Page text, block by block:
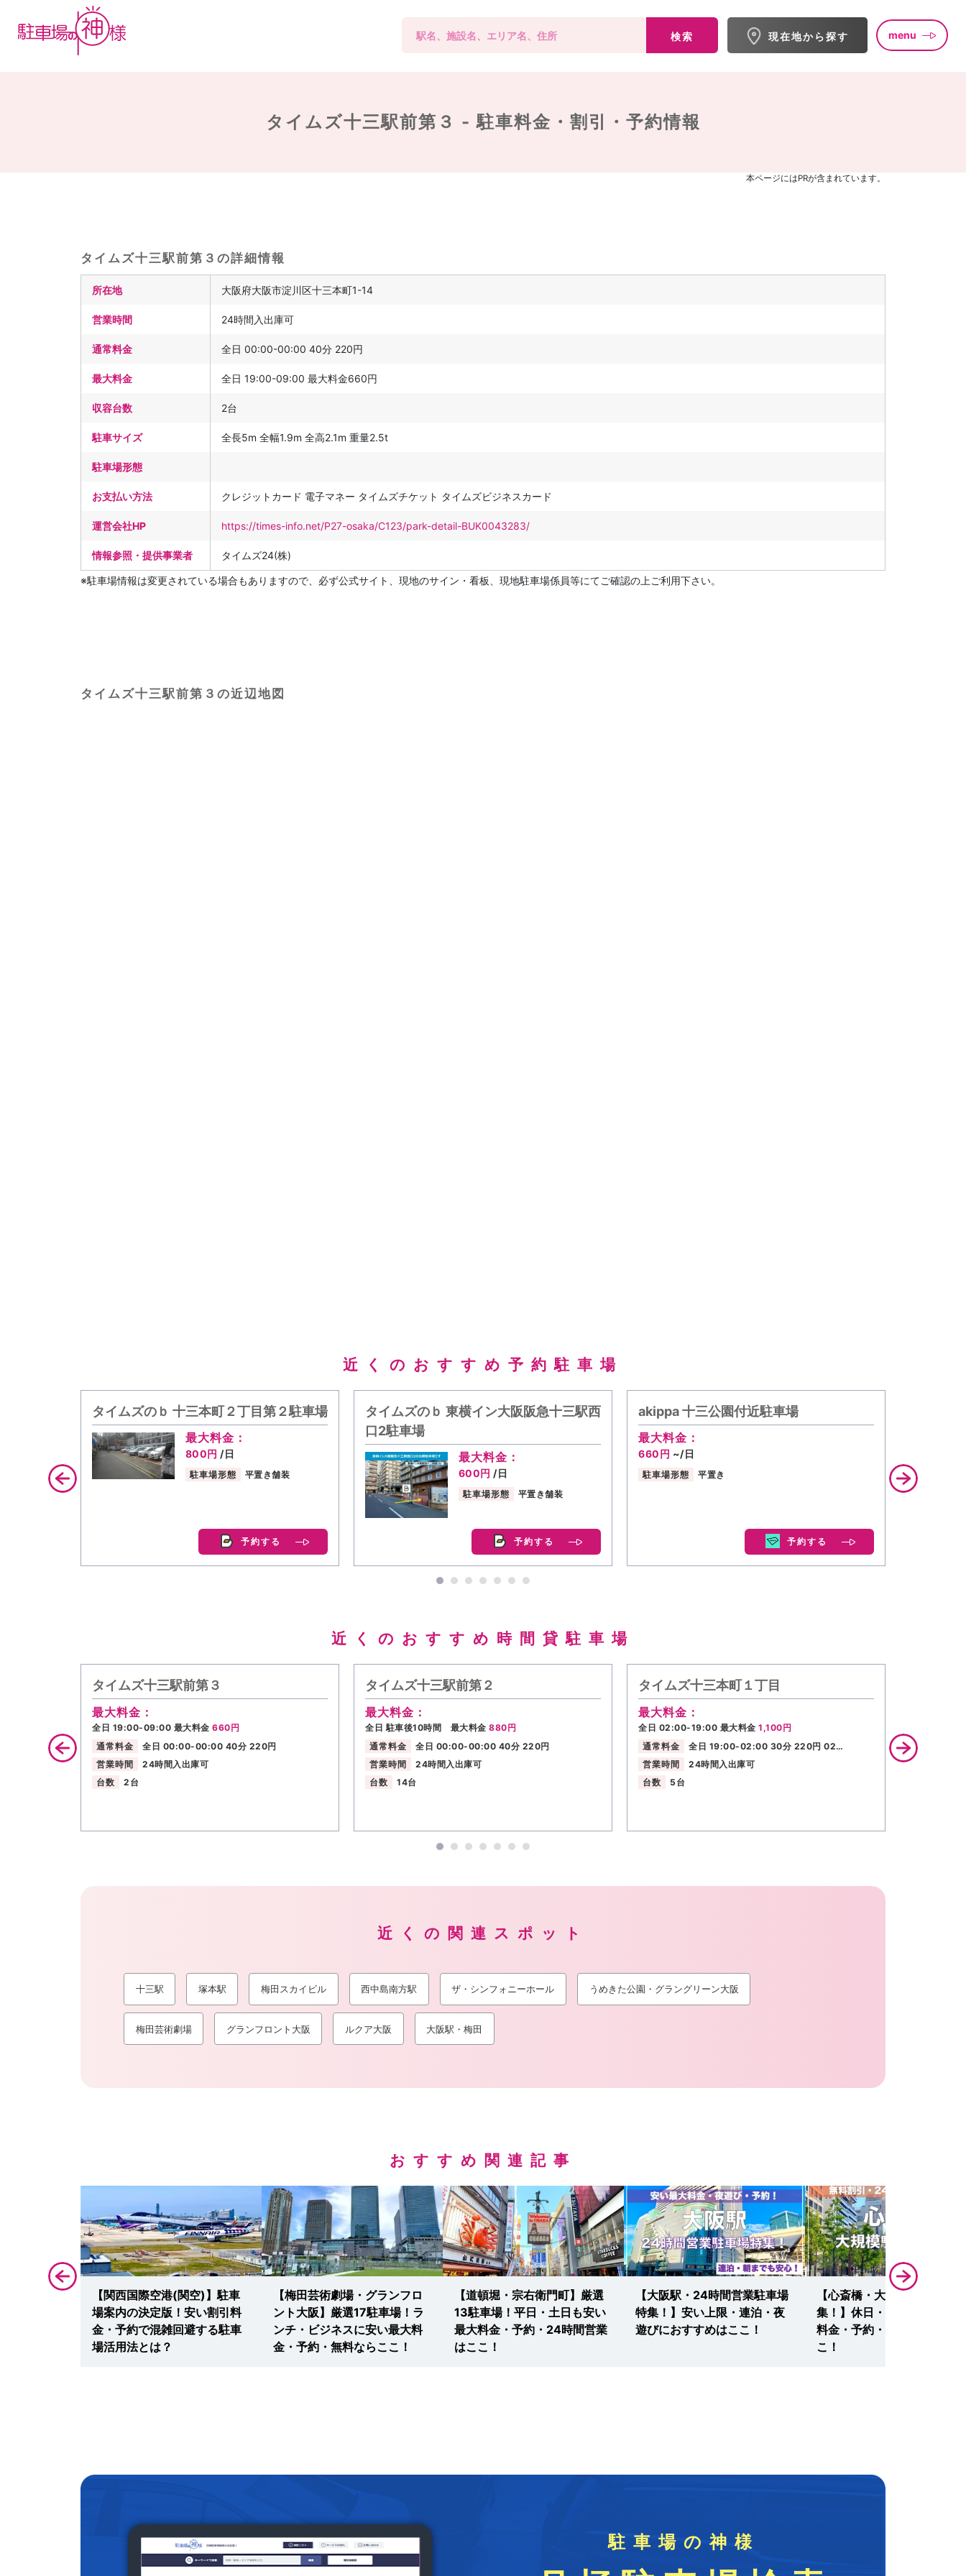
検索 現在地から探す menu
タイムズ十三駅前第３ -駐車料金・割引・予約情報
本ページにはPRが含まれています。
タイムズ十三駅前第３の詳細情報
所在地 大阪府大阪市淀川区十三本町1-14
営業時間 24時間入出庫可
通常料金 全日 00:00-00:00 40分 220円
最大料金 全日 19:00-09:00 最大料金660円
収容台数 2台
駐車サイズ 全長5m 全幅1.9m 全高2.1m 重量2.5t
駐車場形態
お支払い方法 クレジットカード 電子マネー タイムズチケット タイムズビジネスカード
運営会社HP https://times-info.net/P27-osaka/C123/park-detail-BUK0043283/
情報参照・提供事業者 タイムズ24(株)
※駐車場情報は変更されている場合もありますので、必ず公式サイト、現地のサイン・看板、現地駐車場係員等にてご確認の上ご利用下さい。
タイムズ十三駅前第３の近辺地図
近くのおすすめ予約駐車場
タイムズのｂ 十三本町２丁目第２駐車場
最大料金：
800円 /日
駐車場形態 平置き舗装
予約する
タイムズのｂ 東横イン大阪阪急十三駅西
口2駐車場
最大料金：
600円 /日
駐車場形態 平置き舗装
予約する
akippa 十三公園付近駐車場
最大料金：
660円 ~/日
駐車場形態 平置き
予約する
660円
近くのおすすめ時間貸駐車場
タイムズ十三駅前第３
最大料金：
全日 19:00-09:00 最大料金 660円
通常料金
全日 00:00-00:00 40分 220円
営業時間
24時間入出庫可
台数
2台
タイムズ十三駅前第２
最大料金：
全日 駐車後10時間 最大料金 880円
通常料金
全日 00:00-00:00 40分 220円
営業時間
24時間入出庫可
台数
14台
タイムズ十三本町１丁目
最大料金：
全日 02:00-19:00 最大料金 1,100円
通常料金
全日 19:00-02:00 30分 220円 02…
営業時間
24時間入出庫可
台数
5台
営業時間
近くの関連スポット
十三駅 塚本駅 梅田スカイビル 西中島南方駅 ザ・シンフォニーホール うめきた公園・グラングリーン大阪
梅田芸術劇場 グランフロント大阪 ルクア大阪 大阪駅・梅田
おすすめ関連記事
クス】駐
【関西国際空港(関空)】駐車
場案内の決定版！安い割引料
金・予約で混雑回避する駐車
場活用法とは？
【梅田芸術劇場・グランフロ
ント大阪】厳選17駐車場！ラ
ンチ・ビジネスに安い最大料
金・予約・無料ならここ！
【道頓堀・宗右衛門町】厳選
13駐車場！平日・土日も安い
最大料金・予約・24時間営業
はここ！
【大阪駅・24時間営業駐車場
特集！】安い上限・連泊・夜
遊びにおすすめはここ！
【心斎橋・大規模駐車場特
集！】休日・夜間も安い最大
料金・予約・提携割引ならこ
こ！
駐車場の神様